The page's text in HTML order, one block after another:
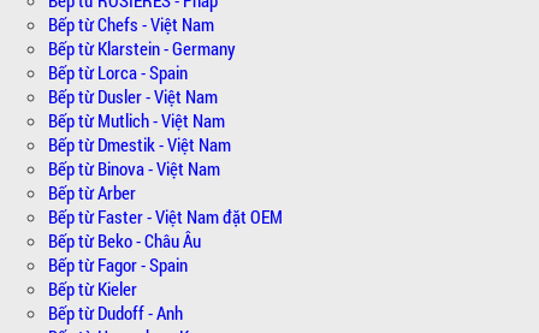
Bếp từ Chefs - Việt Nam
Bếp từ Klarstein - Germany
Bếp từ Lorca - Spain
Bếp từ Dusler - Việt Nam
Bếp từ Mutlich - Việt Nam
Bếp từ Dmestik - Việt Nam
Bếp từ Binova - Việt Nam
Bếp từ Arber
Bếp từ Faster - Việt Nam đặt OEM
Bếp từ Beko - Châu Âu
Bếp từ Fagor - Spain
Bếp từ Kieler
Bếp từ Dudoff - Anh